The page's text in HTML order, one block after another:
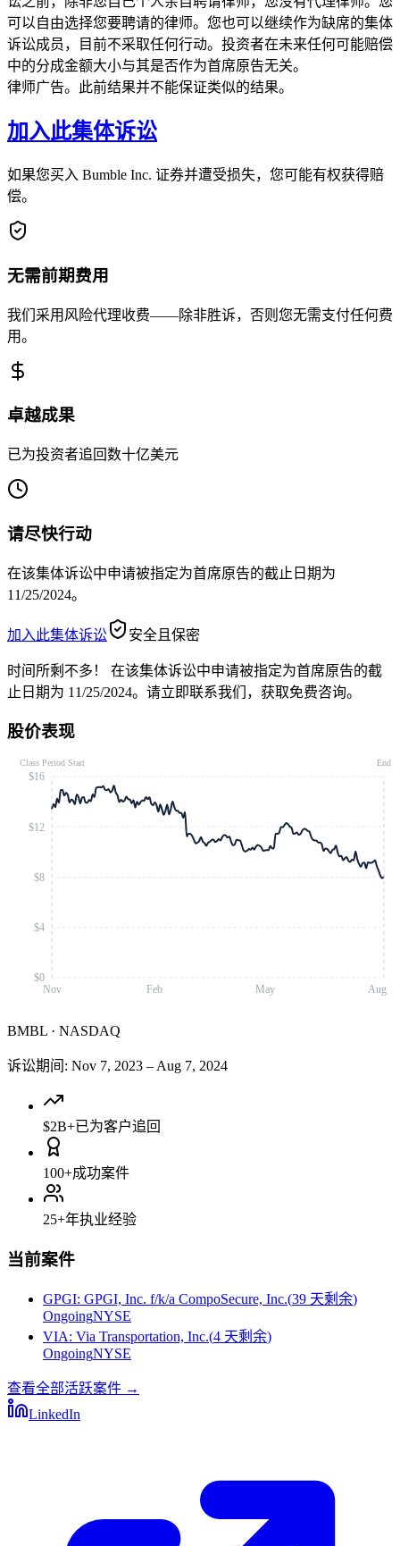
可以自由选择您要聘请的律师。您也可以继续作为缺席的集体
诉讼成员，目前不采取任何行动。投资者在未来任何可能赔偿
中的分成金额大小与其是否作为首席原告无关。
律师广告。此前结果并不能保证类似的结果。
加入此集体诉讼
如果您买入 Bumble Inc. 证券并遭受损失，您可能有权获得赔
偿。
无需前期费用
我们采用风险代理收费——除非胜诉，否则您无需支付任何费
用。
卓越成果
已为投资者追回数十亿美元
请尽快行动
在该集体诉讼中申请被指定为首席原告的截止日期为
11/25/2024。
加入此集体诉讼 安全且保密
时间所剩不多！
在该集体诉讼中申请被指定为首席原告的截
止日期为 11/25/2024。请立即联系我们，获取免费咨询。
股价表现
Nov Feb May Aug
$0
$4
$8
$12
$16
Class Period Start End
BMBL · NASDAQ
诉讼期间 : Nov 7, 2023 – Aug 7, 2024
$2B+已为客户追回
100+成功案件
25+年执业经验
当前案件
GPGI: GPGI, Inc. f/k/a CompoSecure, Inc.(39 天剩余)
OngoingNYSE
VIA: Via Transportation, Inc.(4 天剩余)
OngoingNYSE
查看全部活跃案件 →
LinkedIn